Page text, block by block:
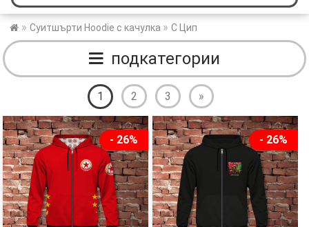
» Суитшърти Hoodie с качулка » С Цип
подкатегории
1 2 3 »
- 26% - 26%